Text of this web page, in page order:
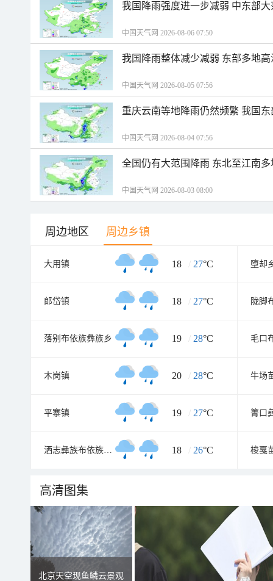
我国降雨强度进一步减弱 中东部
中国天气网 2026-08-06 07:50
我国降雨整体减少减弱 东部多地
中国天气网 2026-08-05 07:56
重庆云南等地降雨仍然频繁 我国
中国天气网 2026-08-04 07:56
全国仍有大范围降雨 东北至江南
中国天气网 2026-08-03 08:00
周边地区 周边乡镇
大用镇 18 / 27°C 堕却
郎岱镇 18 / 27°C 陇脚
落别布依族彝族乡 19 / 28°C 毛口
木岗镇 20 / 28°C 牛场
平寨镇 19 / 27°C
洒志彝族布依族苗族乡 18 / 26°C
高清图集
北京天空现鱼鳞云景观